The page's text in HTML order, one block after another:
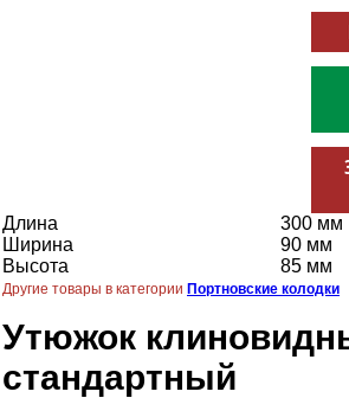
Длина
300 мм
Ширина
90 мм
Высота
85 мм
Другие товары в категории Портновские колодки
Утюжок
стандартный